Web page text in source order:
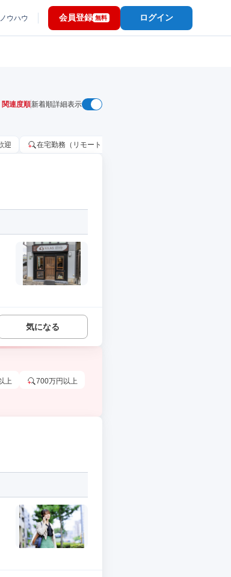
ウハウ 会員登録 無料 ログイン
関連度順新着順詳細表示
迎 在宅勤務（リモートワーク）OK
気になる
上 700万円以上